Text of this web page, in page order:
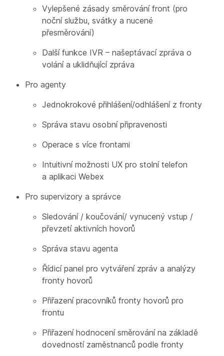
Vylepšené zásady směrování front (pro
noční službu, svátky a nucené
přesměrování)
Další funkce IVR – našeptávací zpráva o
volání a uklidňující zpráva
Pro agenty
Jednokrokové přihlášení/odhlášení z fronty
Správa stavu osobní připravenosti
Operace s více frontami
Intuitivní možnosti UX pro stolní telefon
a aplikaci Webex
Pro supervizory a správce
Sledování / koučování/ vynucený vstup /
převzetí aktivních hovorů
Správa stavu agenta
Řídicí panel pro vytváření zpráv a analýzy
fronty hovorů
Přiřazení pracovníků fronty hovorů pro
frontu
Přiřazení hodnocení směrování na základě
dovedností zaměstnanců podle fronty